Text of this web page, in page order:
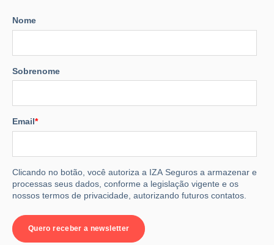
Nome
Sobrenome
Email*
Clicando no botão, você autoriza a IZA Seguros a armazenar e
processas seus dados, conforme a legislação vigente e os
nossos termos de privacidade, autorizando futuros contatos.